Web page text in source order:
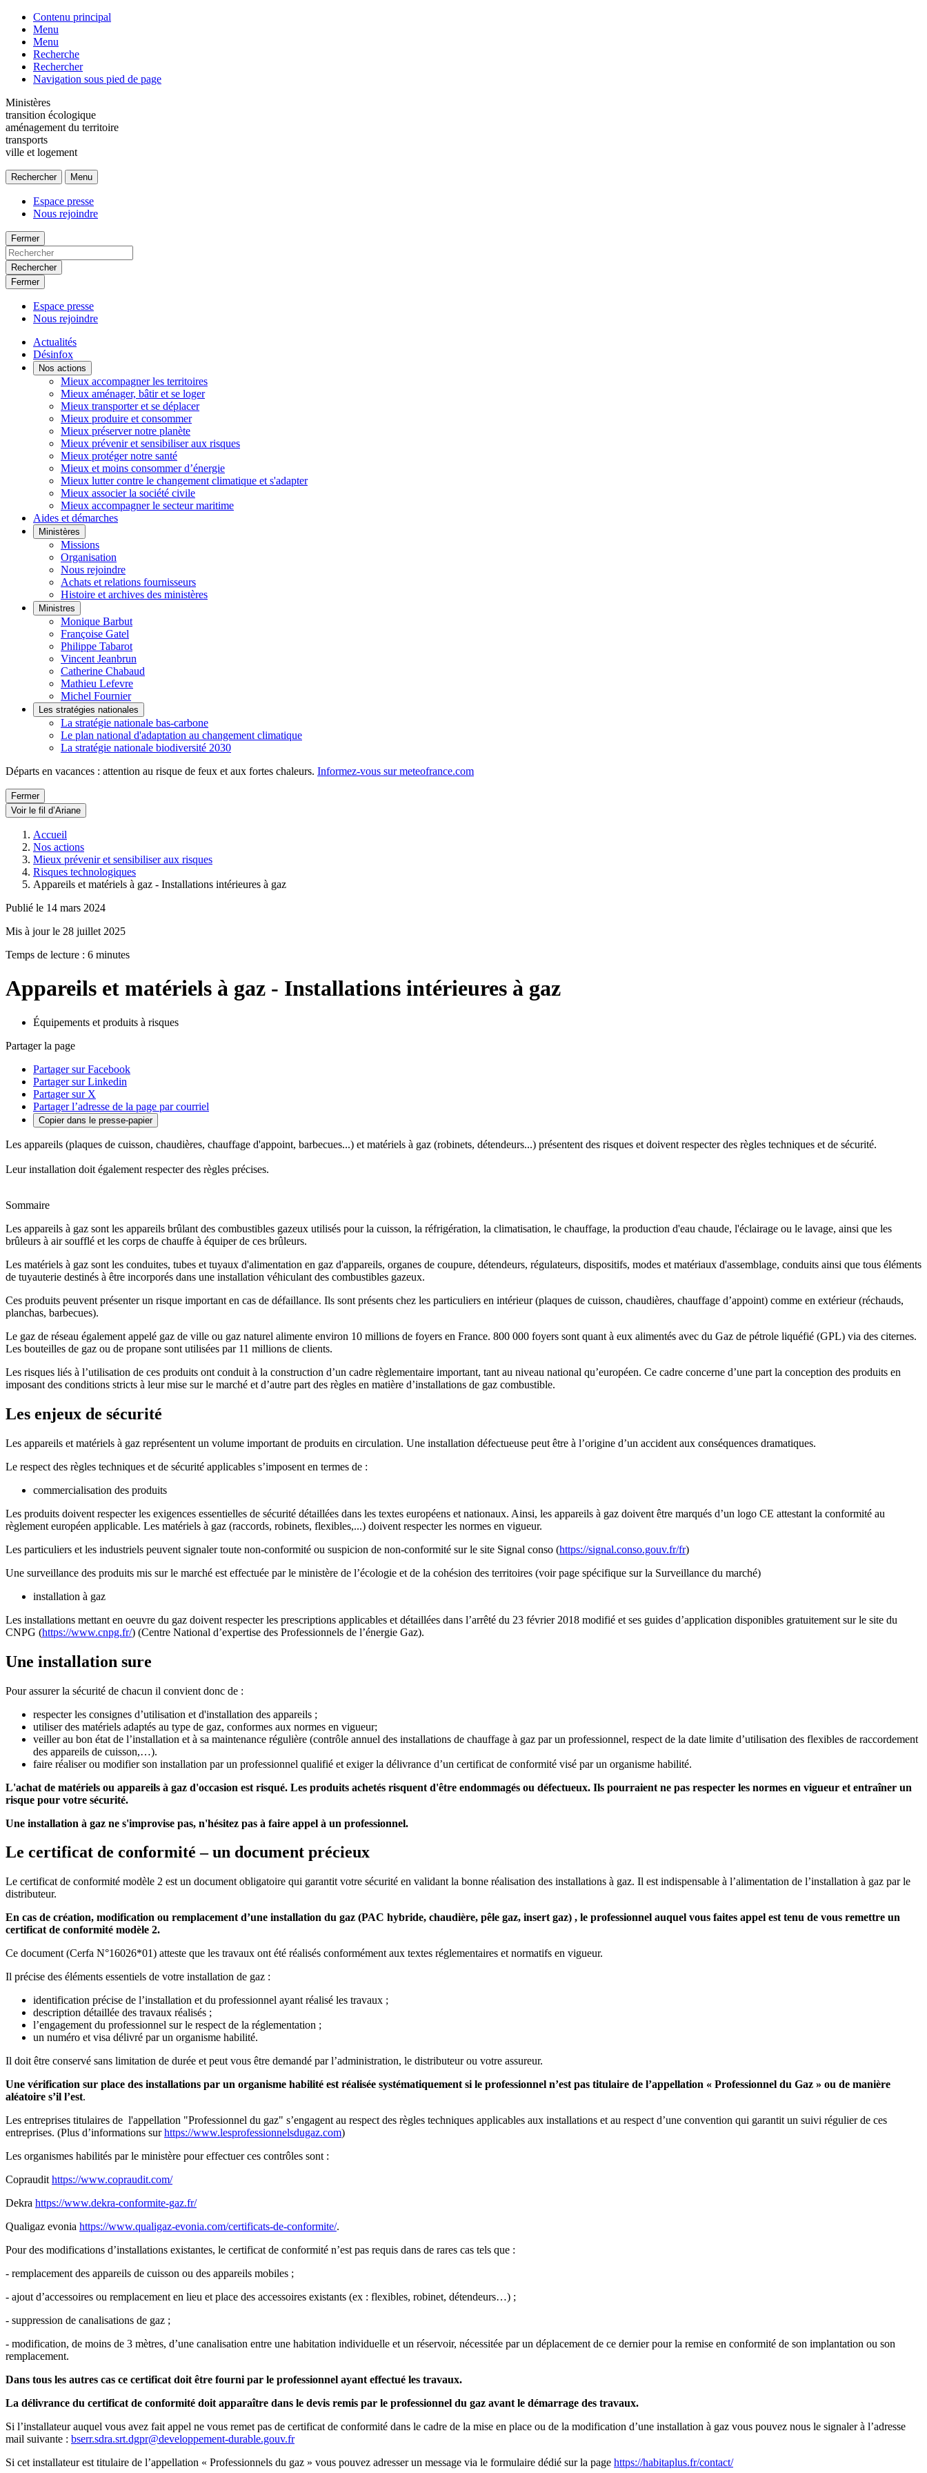
Contenu principal
Menu
Menu
Recherche
Rechercher
Navigation sous pied de page
Ministères
transition écologique
aménagement du territoire
transports
ville et logement
Rechercher Menu
Espace presse
Nous rejoindre
Fermer
Rechercher
Fermer
Espace presse
Nous rejoindre
Actualités
Désinfox
Nos actions
Mieux accompagner les territoires
Mieux aménager, bâtir et se loger
Mieux transporter et se déplacer
Mieux produire et consommer
Mieux préserver notre planète
Mieux prévenir et sensibiliser aux risques
Mieux protéger notre santé
Mieux et moins consommer d’énergie
Mieux lutter contre le changement climatique et s'adapter
Mieux associer la société civile
Mieux accompagner le secteur maritime
Aides et démarches
Ministères
Missions
Organisation
Nous rejoindre
Achats et relations fournisseurs
Histoire et archives des ministères
Ministres
Monique Barbut
Françoise Gatel
Philippe Tabarot
Vincent Jeanbrun
Catherine Chabaud
Mathieu Lefevre
Michel Fournier
Les stratégies nationales
La stratégie nationale bas-carbone
Le plan national d'adaptation au changement climatique
La stratégie nationale biodiversité 2030
Départs en vacances : attention au risque de feux et aux fortes chaleurs. Informez-vous sur meteofrance.com
Fermer
Voir le fil d’Ariane
Accueil
Nos actions
Mieux prévenir et sensibiliser aux risques
Risques technologiques
Appareils et matériels à gaz - Installations intérieures à gaz
Publié le 14 mars 2024
Mis à jour le 28 juillet 2025
Temps de lecture : 6 minutes
Appareils et matériels à gaz - Installations intérieures à gaz
Équipements et produits à risques
Partager la page
Partager sur Facebook
Partager sur Linkedin
Partager sur X
Partager l’adresse de la page par courriel
Copier dans le presse-papier
Les appareils (plaques de cuisson, chaudières, chauffage d'appoint, barbecues...) et matériels à gaz (robinets, détendeurs...) présentent des risques et doivent respecter des règles techniques et de sécurité.
Leur installation doit également respecter des règles précises.
Sommaire
Les appareils à gaz sont les appareils brûlant des combustibles gazeux utilisés pour la cuisson, la réfrigération, la climatisation, le chauffage, la production d'eau chaude, l'éclairage ou le lavage, ainsi que les
brûleurs à air soufflé et les corps de chauffe à équiper de ces brûleurs.
Les matériels à gaz sont les conduites, tubes et tuyaux d'alimentation en gaz d'appareils, organes de coupure, détendeurs, régulateurs, dispositifs, modes et matériaux d'assemblage, conduits ainsi que tous éléments
de tuyauterie destinés à être incorporés dans une installation véhiculant des combustibles gazeux.
Ces produits peuvent présenter un risque important en cas de défaillance. Ils sont présents chez les particuliers en intérieur (plaques de cuisson, chaudières, chauffage d’appoint) comme en extérieur (réchauds,
planchas, barbecues).
Le gaz de réseau également appelé gaz de ville ou gaz naturel alimente environ 10 millions de foyers en France. 800 000 foyers sont quant à eux alimentés avec du Gaz de pétrole liquéfié (GPL) via des citernes.
Les bouteilles de gaz ou de propane sont utilisées par 11 millions de clients.
Les risques liés à l’utilisation de ces produits ont conduit à la construction d’un cadre règlementaire important, tant au niveau national qu’européen. Ce cadre concerne d’une part la conception des produits en
imposant des conditions stricts à leur mise sur le marché et d’autre part des règles en matière d’installations de gaz combustible.
Les enjeux de sécurité
Les appareils et matériels à gaz représentent un volume important de produits en circulation. Une installation défectueuse peut être à l’origine d’un accident aux conséquences dramatiques.
Le respect des règles techniques et de sécurité applicables s’imposent en termes de :
commercialisation des produits
Les produits doivent respecter les exigences essentielles de sécurité détaillées dans les textes européens et nationaux. Ainsi, les appareils à gaz doivent être marqués d’un logo CE attestant la conformité au
règlement européen applicable. Les matériels à gaz (raccords, robinets, flexibles,...) doivent respecter les normes en vigueur.
Les particuliers et les industriels peuvent signaler toute non-conformité ou suspicion de non-conformité sur le site Signal conso (https://signal.conso.gouv.fr/fr)
Une surveillance des produits mis sur le marché est effectuée par le ministère de l’écologie et de la cohésion des territoires (voir page spécifique sur la Surveillance du marché)
installation à gaz
Les installations mettant en oeuvre du gaz doivent respecter les prescriptions applicables et détaillées dans l’arrêté du 23 février 2018 modifié et ses guides d’application disponibles gratuitement sur le site du
CNPG (https://www.cnpg.fr/) (Centre National d’expertise des Professionnels de l’énergie Gaz).
Une installation sure
Pour assurer la sécurité de chacun il convient donc de :
respecter les consignes d’utilisation et d'installation des appareils ;
utiliser des matériels adaptés au type de gaz, conformes aux normes en vigueur;
veiller au bon état de l’installation et à sa maintenance régulière (contrôle annuel des installations de chauffage à gaz par un professionnel, respect de la date limite d’utilisation des flexibles de raccordement
des appareils de cuisson,…).
faire réaliser ou modifier son installation par un professionnel qualifié et exiger la délivrance d’un certificat de conformité visé par un organisme habilité.
L'achat de matériels ou appareils à gaz d'occasion est risqué. Les produits achetés risquent d'être endommagés ou défectueux. Ils pourraient ne pas respecter les normes en vigueur et entraîner un
risque pour votre sécurité.
Une installation à gaz ne s'improvise pas, n'hésitez pas à faire appel à un professionnel.
Le certificat de conformité – un document précieux
Le certificat de conformité modèle 2 est un document obligatoire qui garantit votre sécurité en validant la bonne réalisation des installations à gaz. Il est indispensable à l’alimentation de l’installation à gaz par le
distributeur.
En cas de création, modification ou remplacement d’une installation du gaz (PAC hybride, chaudière, pêle gaz, insert gaz) , le professionnel auquel vous faites appel est tenu de vous remettre un
certificat de conformité modèle 2.
Ce document (Cerfa N°16026*01) atteste que les travaux ont été réalisés conformément aux textes réglementaires et normatifs en vigueur.
Il précise des éléments essentiels de votre installation de gaz :
identification précise de l’installation et du professionnel ayant réalisé les travaux ;
description détaillée des travaux réalisés ;
l’engagement du professionnel sur le respect de la réglementation ;
un numéro et visa délivré par un organisme habilité.
Il doit être conservé sans limitation de durée et peut vous être demandé par l’administration, le distributeur ou votre assureur.
Une vérification sur place des installations par un organisme habilité est réalisée systématiquement si le professionnel n’est pas titulaire de l’appellation « Professionnel du Gaz » ou de manière
aléatoire s’il l’est.
Les entreprises titulaires de l'appellation "Professionnel du gaz" s’engagent au respect des règles techniques applicables aux installations et au respect d’une convention qui garantit un suivi régulier de ces
entreprises. (Plus d’informations surhttps://www.lesprofessionnelsdugaz.com)
Les organismes habilités par le ministère pour effectuer ces contrôles sont :
Copraudit https://www.copraudit.com/
Dekra https://www.dekra-conformite-gaz.fr/
Qualigaz evonia https://www.qualigaz-evonia.com/certificats-de-conformite/.
Pour des modifications d’installations existantes, le certificat de conformité n’est pas requis dans de rares cas tels que :
- remplacement des appareils de cuisson ou des appareils mobiles ;
- ajout d’accessoires ou remplacement en lieu et place des accessoires existants (ex : flexibles, robinet, détendeurs…) ;
- suppression de canalisations de gaz ;
- modification, de moins de 3 mètres, d’une canalisation entre une habitation individuelle et un réservoir, nécessitée par un déplacement de ce dernier pour la remise en conformité de son implantation ou son
remplacement.
Dans tous les autres cas ce certificat doit être fourni par le professionnel ayant effectué les travaux.
La délivrance du certificat de conformité doit apparaître dans le devis remis par le professionnel du gaz avant le démarrage des travaux.
Si l’installateur auquel vous avez fait appel ne vous remet pas de certificat de conformité dans le cadre de la mise en place ou de la modification d’une installation à gaz vous pouvez nous le signaler à l’adresse
mail suivante : bserr.sdra.srt.dgpr@developpement-durable.gouv.fr
Si cet installateur est titulaire de l’appellation « Professionnels du gaz » vous pouvez adresser un message via le formulaire dédié sur la page https://habitaplus.fr/contact/